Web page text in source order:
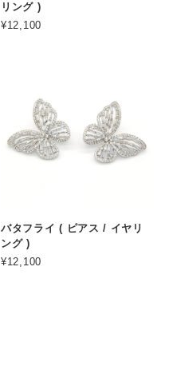
リング )
¥12,100
バタフライ ( ピアス / イヤリ
ング )
¥12,100